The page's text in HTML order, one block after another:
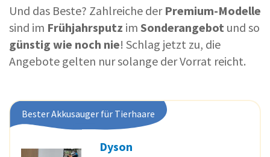
Und das Beste? Zahlreiche der Premium-Modelle
sind im Frühjahrsputz im Sonderangebot und so
günstig wie noch nie! Schlag jetzt zu, die
Angebote gelten nur solange der Vorrat reicht.
Bester Akkusauger für Tierhaare
Dyson